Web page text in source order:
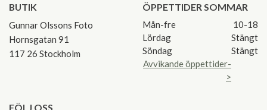
BUTIK
Gunnar Olssons Foto
Hornsgatan 91
117 26 Stockholm
ÖPPETTIDER SOMMAR
Mån-fre
10-18
Lördag
Stängt
Söndag
Stängt
Avvikande öppettider-
>
FÖLJ OSS